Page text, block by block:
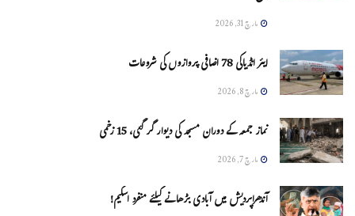
مارچ 31, 2026
ایئر انڈیاکی 78 اضافی پروازوں کی شروعات
مارچ 8, 2026
نماز جمعہ کے دوران مسجد کی دیوار گر گئی، 15 زخمی
مارچ 7, 2026
آندھراپردیش میں آبادی بڑھانے کیلئے منفرد اسکیم!